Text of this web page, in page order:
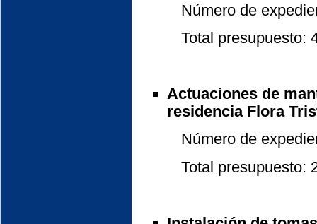
Número de
Total presupuesto:
Actuaciones de
residencia Flora
Número de
Total presupuesto: